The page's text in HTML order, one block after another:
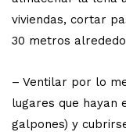
viviendas, cortar
30 metros
– Ventilar por lo
lugares que hayan
galpones) y